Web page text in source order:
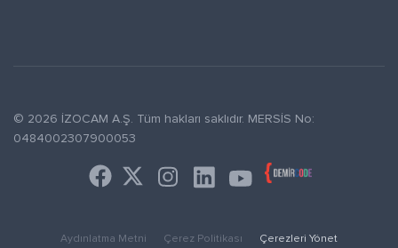
© 2026 İZOCAM A.Ş. Tüm hakları saklıdır. MERSİS No:
0484002307900053
Aydınlatma Metni Çerez Politikası Çerezleri Yönet